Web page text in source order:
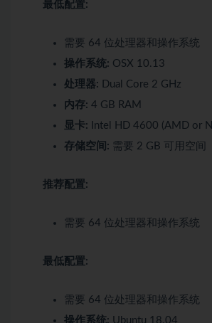
最低配置:
需要 64 位处理器和操作系统
操作系统: OSX 10.13
处理器: Dual Core 2 GHz
内存: 4 GB RAM
显卡: Intel HD 4600 (AMD or
存储空间: 需要 2 GB 可用空间
推荐配置:
需要 64 位处理器和操作系统
最低配置:
需要 64 位处理器和操作系统
操作系统: Ubuntu 18.04